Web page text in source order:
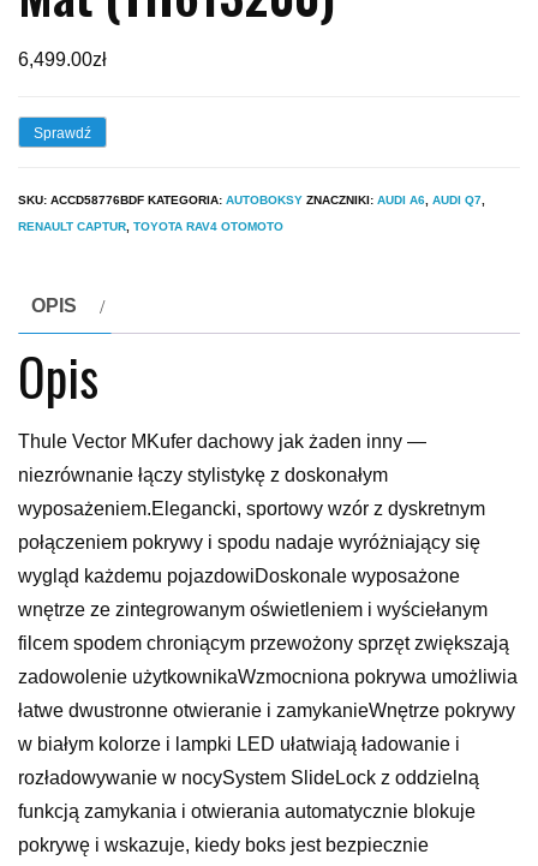
6,499.00zł
Sprawdź
SKU: ACCD58776BDF KATEGORIA: AUTOBOKSY ZNACZNIKI: AUDI A6 AUDI Q7
RENAULT CAPTUR TOYOTA RAV4 OTOMOTO
OPIS
Opis
Thule Vector MKufer dachowy jak żaden inny —
niezrównanie łączy stylistykę z doskonałym
wyposażeniem.Elegancki, sportowy wzór z dyskretnym
połączeniem pokrywy i spodu nadaje wyróżniający się
wygląd każdemu pojazdowiDoskonale wyposażone
wnętrze ze zintegrowanym oświetleniem i wyściełanym
filcem spodem chroniącym przewożony sprzęt zwiększają
zadowolenie użytkownikaWzmocniona pokrywa umożliwia
łatwe dwustronne otwieranie i zamykanieWnętrze pokrywy
w białym kolorze i lampki LED ułatwiają ładowanie i
rozładowywanie w nocySystem SlideLock z oddzielną
funkcją zamykania i otwierania automatycznie blokuje
pokrywę i wskazuje, kiedy boks jest bezpiecznie